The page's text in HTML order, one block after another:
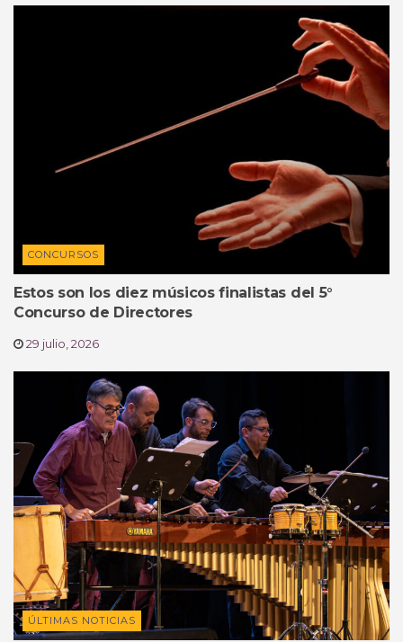
CONCURSOS
Estos son los diez músicos finalistas del 5°
Concurso de Directores
29 julio, 2026
ÚLTIMAS NOTICIAS